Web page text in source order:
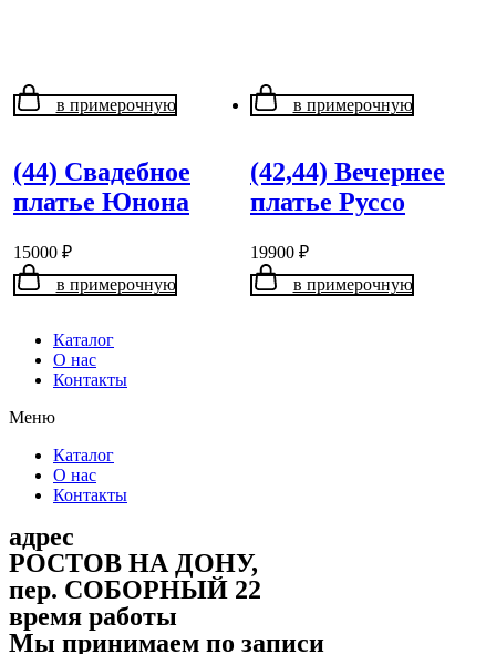
в примерочную
(44) Свадебное
платье Юнона
15000 ₽
в примерочную
в примерочную
(42,44) Вечернее
платье Руссо
19900 ₽
в примерочную
Каталог
О нас
Контакты
Меню
Каталог
О нас
Контакты
адрес
РОСТОВ НА ДОНУ,
пер. СОБОРНЫЙ 22
время работы
Мы принимаем по записи